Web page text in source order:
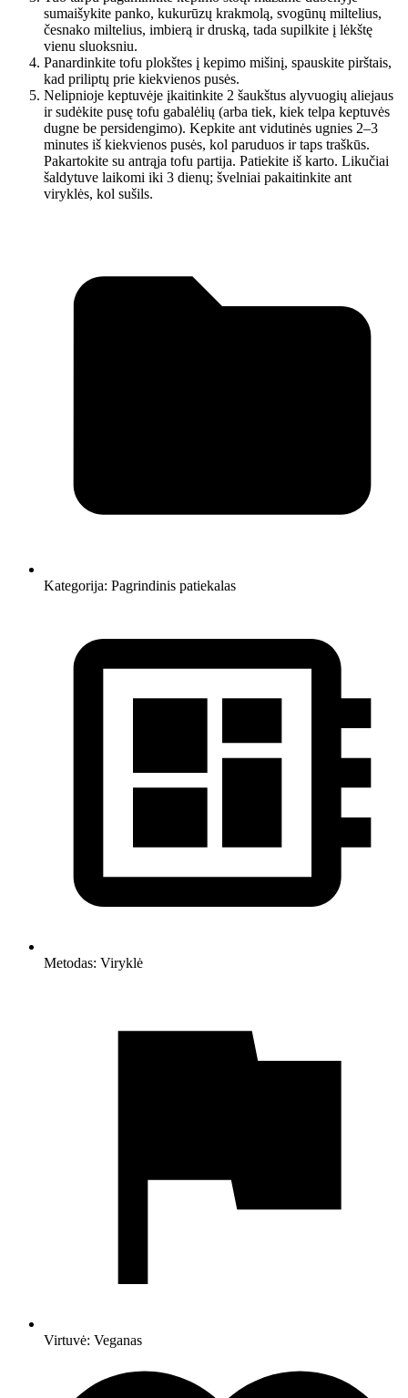
sumaišykite panko, kukurūzų krakmolą, svogūnų miltelius,
česnako miltelius, imbierą ir druską, tada supilkite į lėkštę
vienu sluoksniu.
Panardinkite tofu plokštes į kepimo mišinį, spauskite pirštais,
kad priliptų prie kiekvienos pusės.
Nelipnioje keptuvėje įkaitinkite 2 šaukštus alyvuogių aliejaus
ir sudėkite pusę tofu gabalėlių (arba tiek, kiek telpa keptuvės
dugne be persidengimo). Kepkite ant vidutinės ugnies 2–3
minutes iš kiekvienos pusės, kol paruduos ir taps traškūs.
Pakartokite su antrąja tofu partija. Patiekite iš karto. Likučiai
šaldytuve laikomi iki 3 dienų; švelniai pakaitinkite ant
viryklės, kol sušils.
Kategorija: Pagrindinis patiekalas
Metodas: Viryklė
Virtuvė: Veganas